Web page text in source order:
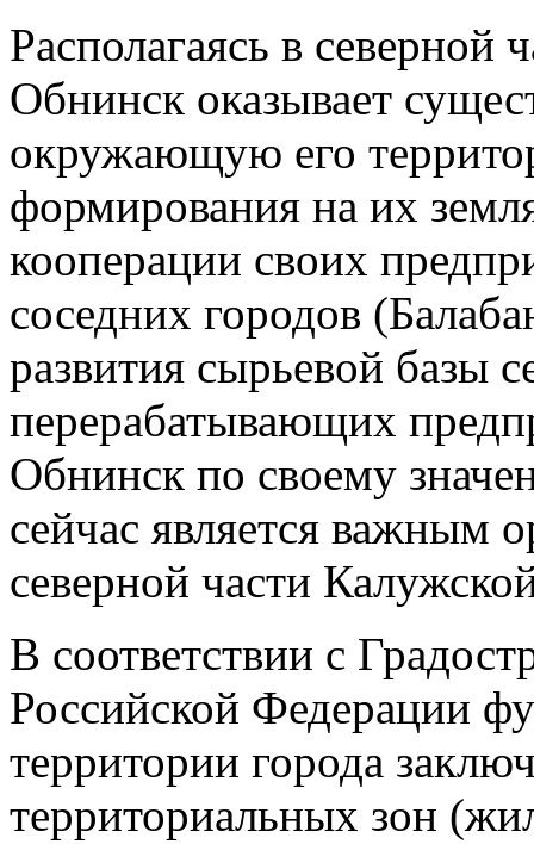
Располагаясь в северной
Обнинск оказывает
окружающую его
формирования на их
кооперации своих
соседних городов
развития сырьевой базы
перерабатывающих
Обнинск по своему
сейчас является важным
северной части
В соответствии с
Российской Федерации
территории города
территориальных зон